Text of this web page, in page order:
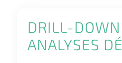
DRILL-
ANALYSES